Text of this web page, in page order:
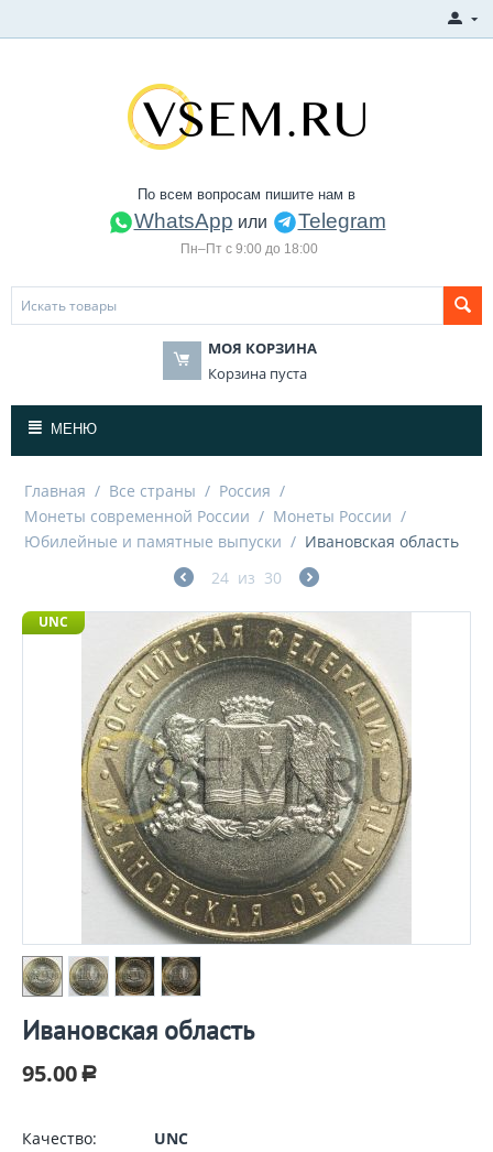
По всем вопросам пишите нам в
WhatsApp или Telegram
Пн–Пт с 9:00 до 18:00
МОЯ КОРЗИНА
Корзина пуста
МЕНЮ
Главная / Все страны / Россия /
Монеты современной России / Монеты России /
Юбилейные и памятные выпуски / Ивановская область
24 из 30
UNC
Ивановская область
95.00 Р
Качество:
UNC